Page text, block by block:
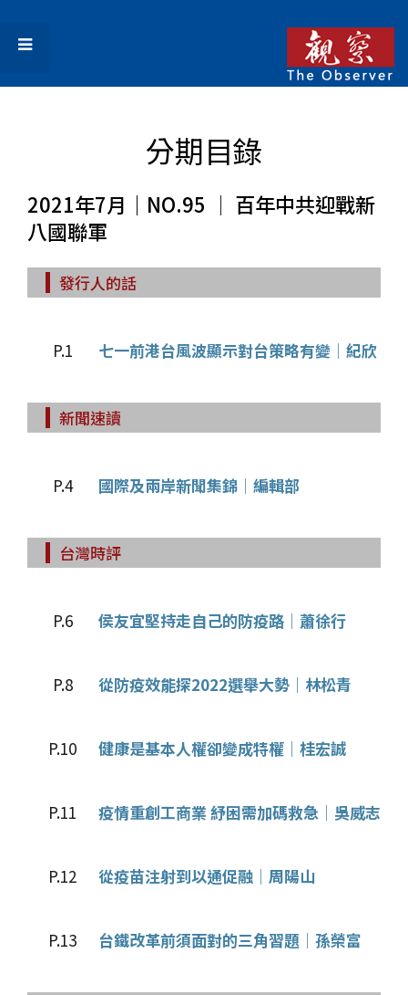
分期目錄
2021年7月｜NO.95 │ 百年中共迎戰新
八國聯軍
發行人的話
P.1 七一前港台風波顯示對台策略有變│紀欣
新聞速讀
P.4 國際及兩岸新聞集錦│編輯部
台灣時評
P.6 侯友宜堅持走自己的防疫路│蕭徐行
P.8 從防疫效能探2022選舉大勢│林松青
P.10 健康是基本人權卻變成特權│桂宏誠
P.11 疫情重創工商業 紓困需加碼救急│吳威志
P.12 從疫苗注射到以通促融│周陽山
P.13 台鐵改革前須面對的三角習題│孫榮富